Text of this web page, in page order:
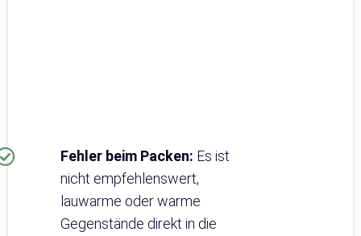
Fehler beim Packen: Es ist
nicht empfehlenswert,
lauwarme oder warme
Gegenstände direkt in die